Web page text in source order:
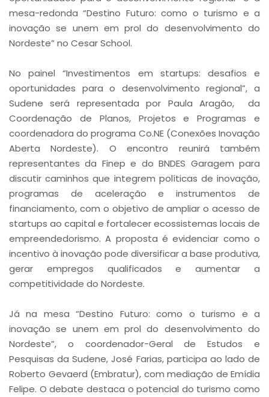
mesa-redonda “Destino Futuro: como o turismo e a
inovação se unem em prol do desenvolvimento do
Nordeste” no Cesar School.
No painel “Investimentos em startups: desafios e
oportunidades para o desenvolvimento regional”, a
Sudene será representada por Paula Aragão, da
Coordenação de Planos, Projetos e Programas e
coordenadora do programa Co.NE (Conexões Inovação
Aberta Nordeste). O encontro reunirá também
representantes da Finep e do BNDES Garagem para
discutir caminhos que integrem políticas de inovação,
programas de aceleração e instrumentos de
financiamento, com o objetivo de ampliar o acesso de
startups ao capital e fortalecer ecossistemas locais de
empreendedorismo. A proposta é evidenciar como o
incentivo à inovação pode diversificar a base produtiva,
gerar empregos qualificados e aumentar a
competitividade do Nordeste.
Já na mesa “Destino Futuro: como o turismo e a
inovação se unem em prol do desenvolvimento do
Nordeste”, o coordenador-Geral de Estudos e
Pesquisas da Sudene, José Farias, participa ao lado de
Roberto Gevaerd (Embratur), com mediação de Emídia
Felipe. O debate destaca o potencial do turismo como